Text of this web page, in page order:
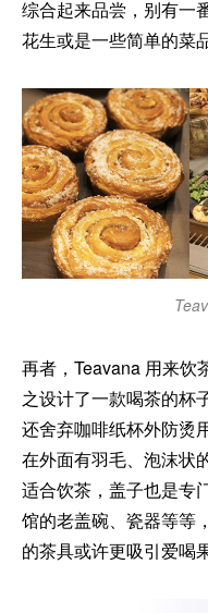
综合起来品尝，别有一
花生或是一些简单的菜
再者，Teavana 用来饮
之设计了一款喝茶的杯
还舍弃咖啡纸杯外防烫
在外面有羽毛、泡沫状
适合饮茶，盖子也是专
馆的老盖碗、瓷器等等
的茶具或许更吸引爱喝